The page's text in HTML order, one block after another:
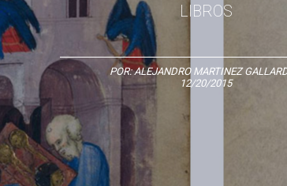
LIBROS
POR:ALEJANDRO MARTINEZ
12/20/2015